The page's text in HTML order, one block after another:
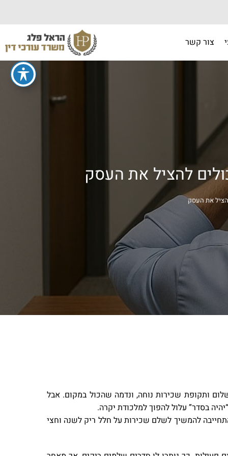
צור קשר
להציל את העסק
את העסק
ותקופת שכירות נוחה, ונדמה שהכול במקום. אבל
בסדר” עלול להפוך למלכודת יקרה.
מובהקות קליניקה בתחום הבריאות אשר סיימה את הפעילות כעבור 18 חודשים, אך התחייבה להמשיך לשלם שכירות על חלל ריק לשנה וחצי